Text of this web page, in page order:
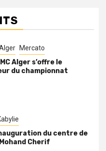
Mercato
Alger s’offre le
du championnat
du centre de
Cherif